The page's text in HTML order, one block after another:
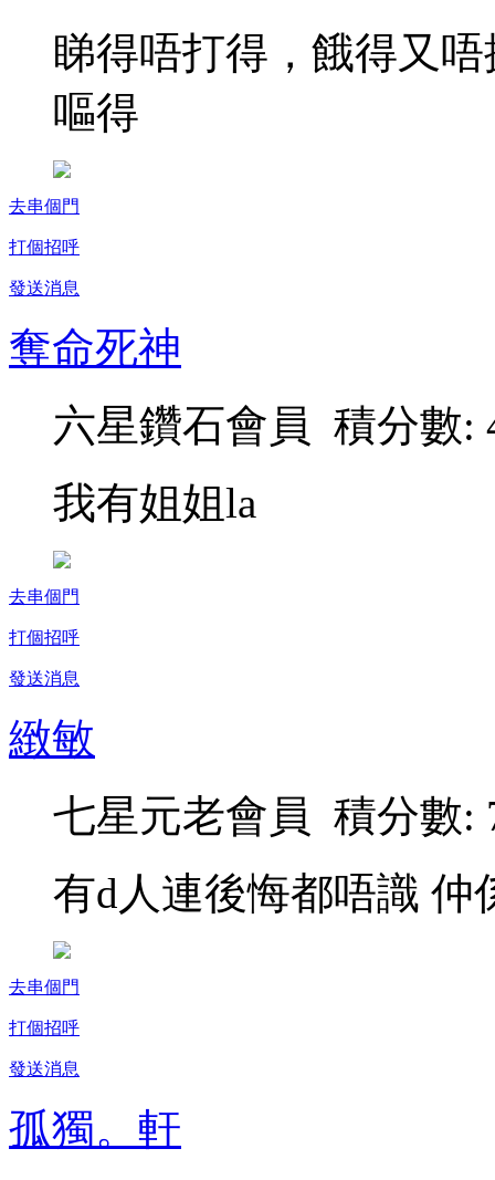
睇得唔打得，餓得又
嘔得
去串個門
打個招呼
發送消息
奪命死神
六星鑽石會員 積分數:
我有姐姐la
去串個門
打個招呼
發送消息
緻敏
七星元老會員 積分數:
有d人連後悔都唔識 仲
去串個門
打個招呼
發送消息
孤獨。軒